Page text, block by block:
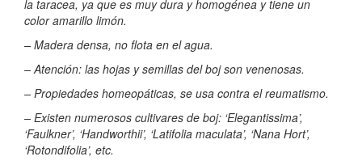
la taracea, ya que es muy dura y homogénea y tiene un
color amarillo limón.
– Madera densa, no flota en el agua.
– Atención: las hojas y semillas del boj son venenosas.
– Propiedades homeopáticas, se usa contra el reumatismo.
– Existen numerosos cultivares de boj: ‘Elegantissima’,
‘Faulkner’, ‘Handworthii’, ‘Latifolia maculata’, ‘Nana Hort’,
‘Rotondifolia’, etc.